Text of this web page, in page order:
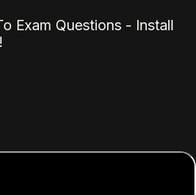
Exam Questions - Install